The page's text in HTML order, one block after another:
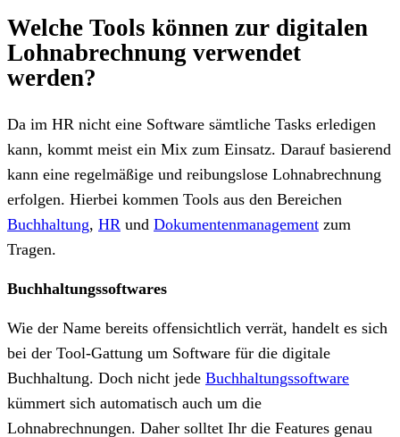
Welche Tools können zur digitalen
Lohnabrechnung verwendet
werden?
Da im HR nicht eine Software sämtliche Tasks erledigen
kann, kommt meist ein Mix zum Einsatz. Darauf basierend
kann eine regelmäßige und reibungslose Lohnabrechnung
erfolgen. Hierbei kommen Tools aus den Bereichen
Buchhaltung, HR und Dokumentenmanagement zum
Tragen.
Buchhaltungssoftwares
Wie der Name bereits offensichtlich verrät, handelt es sich
bei der Tool-Gattung um Software für die digitale
Buchhaltung. Doch nicht jede Buchhaltungssoftware
kümmert sich automatisch auch um die
Lohnabrechnungen. Daher solltet Ihr die Features genau